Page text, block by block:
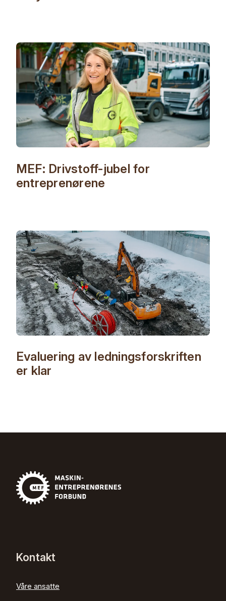
MEF: Drivstoff-jubel for
entreprenørene
Evaluering av ledningsforskriften
er klar
Kontakt
Våre ansatte